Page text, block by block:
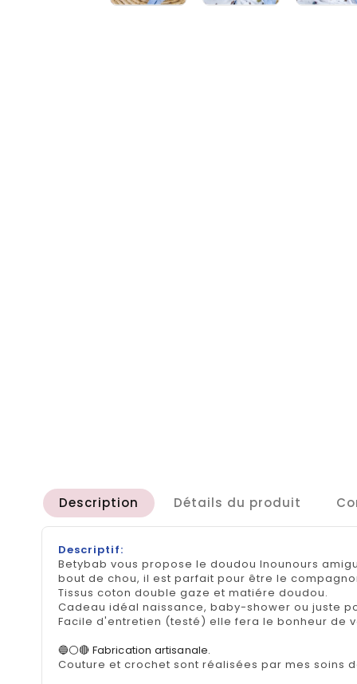
Description Détails du produit
Descriptif:
Betybab vous propose le doudou lnounours
bout de chou, il est parfait pour être le
Tissus coton double gaze et matiére doudou.
Cadeau idéal naissance, baby-shower ou juste
Facile d'entretien (testé) elle fera le bonheur de
🔵⚪🔴 Fabrication artisanale.
Couture et crochet sont réalisées par mes soins